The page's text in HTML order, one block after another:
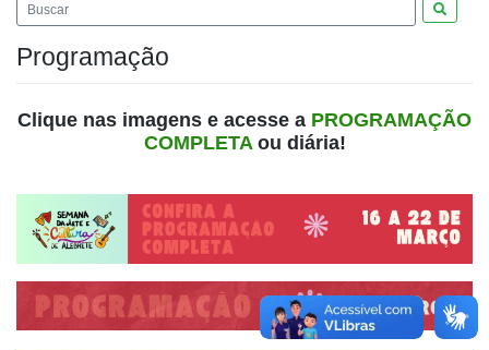
Programação
Clique nas imagens e acesse a PROGRAMAÇÃO
COMPLETAou diária!